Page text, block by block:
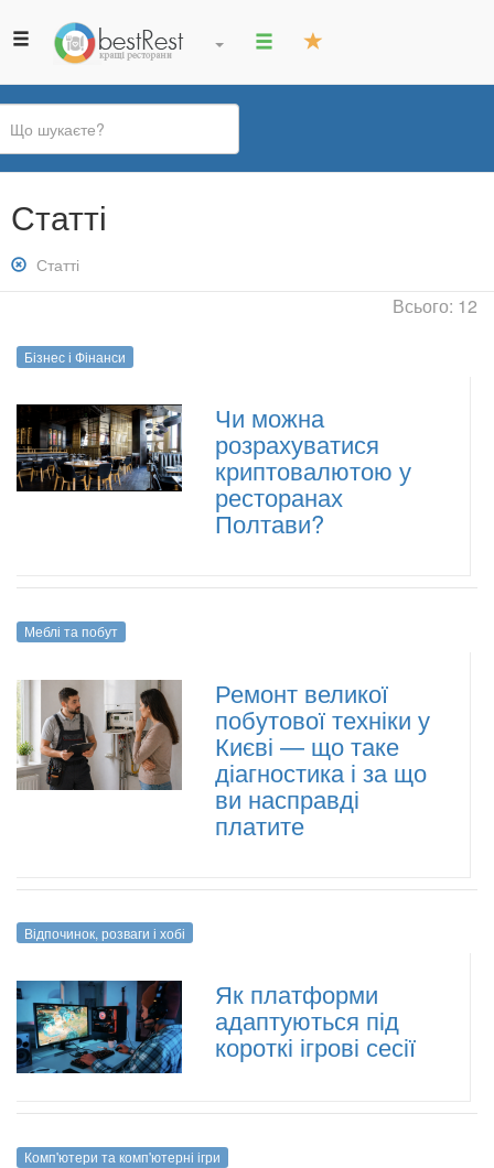
Ви
єСтатті
Зняти
фільтр:
Статті
Всього: 12
Бізнес і Фінанси
Чи можна
розрахуватися
криптовалютою у
ресторанах
Полтави?
Меблі та побут
Ремонт великої
побутової техніки у
Києві — що таке
діагностика і за що
ви насправді
платите
Відпочинок, розваги і хобі
Як платформи
адаптуються під
короткі ігрові сесії
Комп'ютери та комп'ютерні ігри